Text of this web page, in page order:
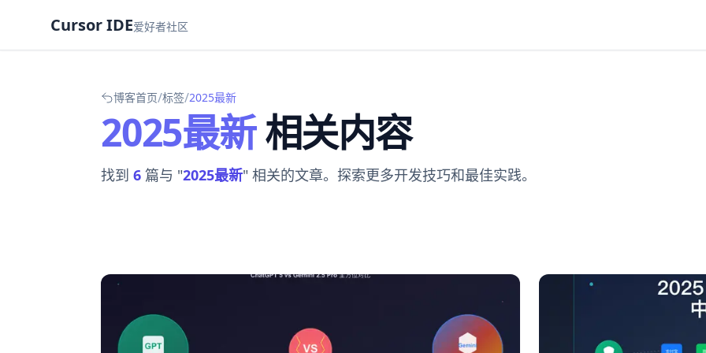
Cursor IDE爱好者社区
博客首页/标签/2025最新
2025最新相关内容
找到 6 篇与 "2025最新" 相关的文章。探索更多开发技巧和最佳实践。